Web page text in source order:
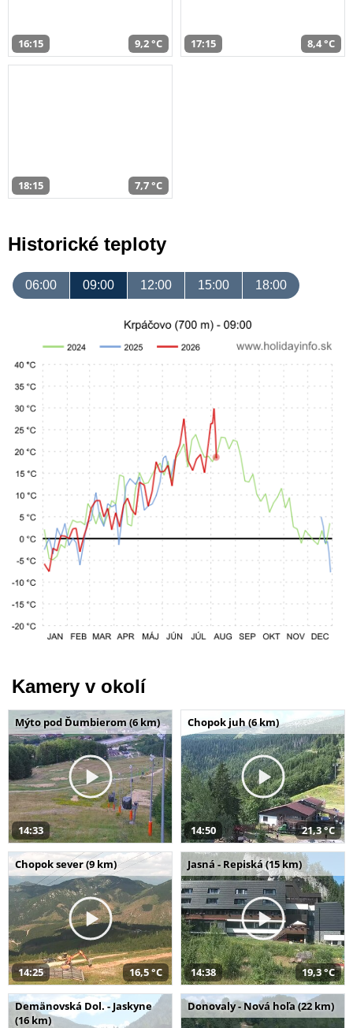
16:15 9,2 °C 17:15 8,4 °C
18:15 7,7 °C
Historické teploty
06:00 09:00 12:00 15:00 18:00
Kamery v okolí
Mýto pod Ďumbierom (6 km)
14:33
Chopok juh (6 km)
14:50 21,3 °C
Chopok sever (9 km)
14:25 16,5 °C
Jasná - Repiská (15 km)
14:38 19,3 °C
Demänovská Dol. - Jaskyne
(16 km)
Donovaly - Nová hoľa (22 km)